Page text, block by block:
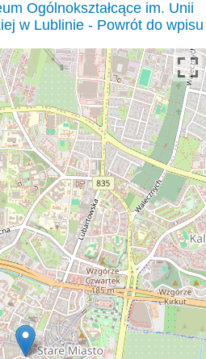
Ogólnokształcące im. Unii
w Lublinie - Powrót do wpisu